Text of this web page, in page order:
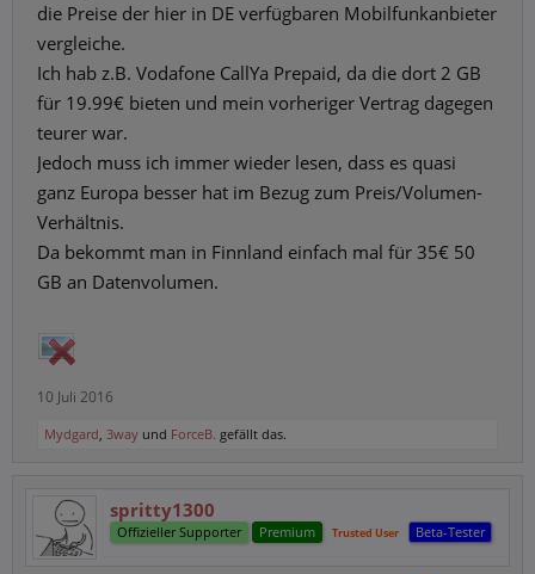
die Preise der hier in DE verfügbaren Mobilfunkanbieter
vergleiche.
Ich hab z.B. Vodafone CallYa Prepaid, da die dort 2 GB
für 19.99€ bieten und mein vorheriger Vertrag dagegen
teurer war.
Jedoch muss ich immer wieder lesen, dass es quasi
ganz Europa besser hat im Bezug zum Preis/Volumen-
Verhältnis.
Da bekommt man in Finnland einfach mal für 35€ 50
GB an Datenvolumen.
10 Juli 2016
Mydgard, 3way und ForceB. gefällt das.
spritty1300
Offizieller Supporter Premium Trusted User Beta-Tester